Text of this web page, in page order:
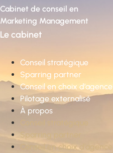
Cabinet de conseil en
Marketing Management
Le cabinet
Conseil stratégique
Sparring partner
Conseil en choix d’agence
Pilotage externalisé
À propos
Conseil stratégique
Sparring partner
Conseil en choix d’agence